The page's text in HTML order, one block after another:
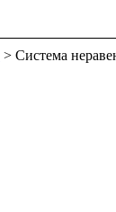
> Система